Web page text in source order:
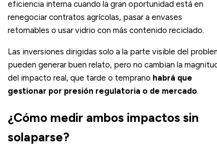
eficiencia interna cuando la gran oportunidad está en
renegociar contratos agrícolas, pasar a envases
retornables o usar vidrio con más contenido reciclado.
Las inversiones dirigidas solo a la parte visible del
pueden generar buen relato, pero no cambian la
del impacto real, que tarde o temprano habrá que
gestionar por presión regulatoria o de mercado.
¿Cómo medir ambos impactos sin
solaparse?